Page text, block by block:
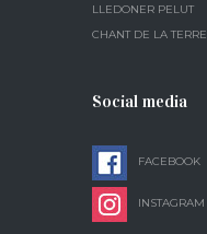
LLEDONER PELUT
CHANT DE LA TERRE
Social media
FACEBOOK
INSTAGRAM